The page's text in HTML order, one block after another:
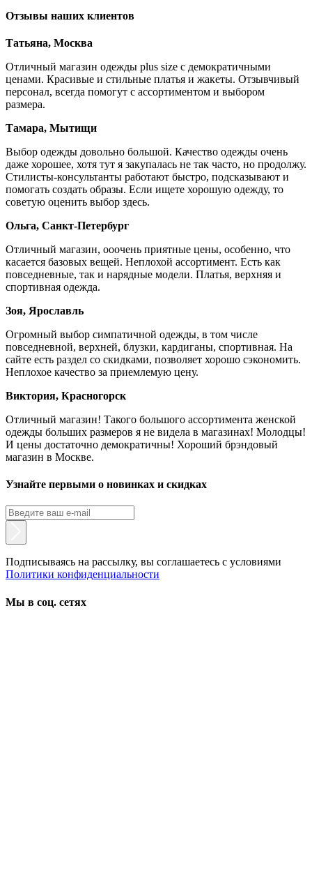
Отзывы наших клиентов
Татьяна, Москва
Отличный магазин одежды plus size с демократичными
ценами. Красивые и стильные платья и жакеты. Отзывчивый
персонал, всегда помогут с ассортиментом и выбором
размера.
Тамара, Мытищи
Выбор одежды довольно большой. Качество одежды очень
даже хорошее, хотя тут я закупалась не так часто, но продолжу.
Стилисты-консультанты работают быстро, подсказывают и
помогать создать образы. Если ищете хорошую одежду, то
советую оценить выбор здесь.
Ольга, Санкт-Петербург
Отличный магазин, ооочень приятные цены, особенно, что
касается базовых вещей. Неплохой ассортимент. Есть как
повседневные, так и нарядные модели. Платья, верхняя и
спортивная одежда.
Зоя, Ярославль
Огромный выбор симпатичной одежды, в том числе
повседневной, верхней, блузки, кардиганы, спортивная. На
сайте есть раздел со скидками, позволяет хорошо сэкономить.
Неплохое качество за приемлемую цену.
Виктория, Красногорск
Отличный магазин! Такого большого ассортимента женской
одежды больших размеров я не видела в магазинах! Молодцы!
И цены достаточно демократичны! Хороший брэндовый
магазин в Москве.
Узнайте первыми о новинках и скидках
Подписываясь на рассылку, вы соглашаетесь с условиями
Политики конфиденциальности
Мы в соц. сетях